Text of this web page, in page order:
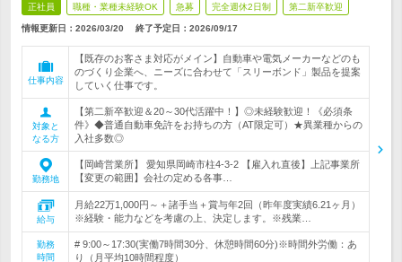
正社員 職種・業種未経験OK 急募 完全週休2日制 第二新卒歓迎
情報更新日：2026/03/20 終了予定日： 2026/09/17
仕事内容
【既存のお客さま対応がメイン】自動車や電気メーカーなどのも
のづくり企業へ、ニーズに合わせて「スリーボンド」製品を提案
していく仕事です。
対象と
なる方
【第二新卒歓迎＆20～30代活躍中！】◎未経験歓迎！《必須条
件》◆普通自動車免許をお持ちの方（AT限定可）★異業種からの
入社多数◎
勤務地
【岡崎営業所】 愛知県岡崎市柱4-3-2 【雇入れ直後】上記事業所
【変更の範囲】会社の定める各事…
給与
月給22万1,000円～＋諸手当＋賞与年2回（昨年度実績6.21ヶ月）
※経験・能力などを考慮の上、決定します。※残業…
勤務
時間
# 9:00～17:30(実働7時間30分、休憩時間60分)※時間外労働：あ
り（月平均10時間程度）